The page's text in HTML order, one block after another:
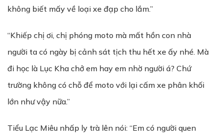
không biết mấy về loại xe đạp cho lắm.”
“Khiếp chị ơi, chị phóng moto mà mất hồn con nhà
người ta có ngày bị cảnh sát tịch thu hết xe ấy nhé. Mà
đi học là Lục Kha chở em hay em nhờ người á? Chứ
trường không có chỗ để moto với lại cấm xe phân khối
lớn như vậy nữa.”
Tiểu Lạc Miêu nhấp ly trà lên nói: “Em có người quen